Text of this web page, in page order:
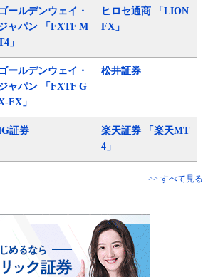
ールデンウェイ・
ャパン 「FXTF M
」
ヒロセ通商 「LION
FX」
ールデンウェイ・
ャパン 「FXTF G
FX」
松井証券
証券
楽天証券 「楽天MT
4」
>> すべて見る